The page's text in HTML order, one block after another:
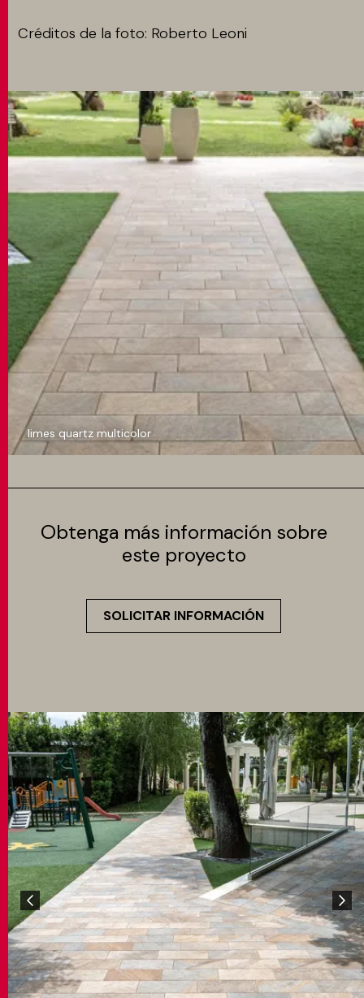
limes quartz multicolor
Créditos de la foto: Roberto Leoni
Obtenga más información sobre
este proyecto
SOLICITAR INFORMACIÓN